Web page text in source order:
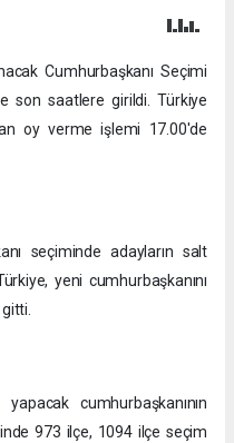
Cumhurbaşkanı Seçimi
son saatlere girildi. Türkiye
oy verme işlemi 17.00'de
seçiminde adayların salt
yeni cumhurbaşkanını
gitti.
cumhurbaşkanının
973 ilçe, 1094 ilçe seçim